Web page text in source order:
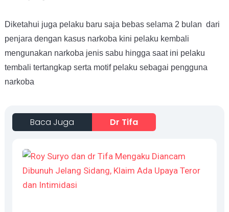
Diketahui juga pelaku baru saja bebas selama 2 bulan dari
penjara dengan kasus narkoba kini pelaku kembali
mengunakan narkoba jenis sabu hingga saat ini pelaku
tembali tertangkap serta motif pelaku sebagai pengguna
narkoba
Baca Juga Dr Tifa